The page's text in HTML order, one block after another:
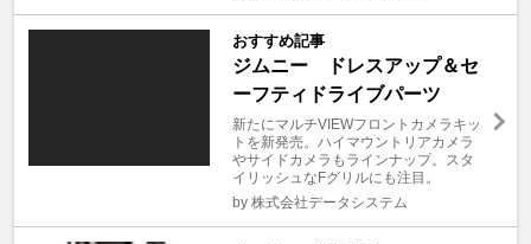
おすすめ記事
ジムニー ドレスアップ＆セ
ーフティドライブパーツ
新たにマルチVIEWフロントカメラキッ
トを新発売。ハイマウントリアカメラ
やサイドカメラもラインナップ。スタ
イリッシュなFグリルにも注目。
by 株式会社データシステム